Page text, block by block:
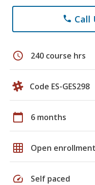
phone Call
schedule 240 course hrs
Code ES-GES298
calendar_today 6 months
grid_on Open enrollment
speed Self paced